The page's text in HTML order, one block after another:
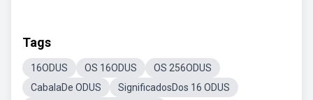
Tags
16ODUS OS 16ODUS
OS 256ODUS
CabalaDe ODUS
SignificadosDos 16 ODUS